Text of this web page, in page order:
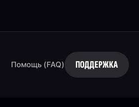
Помощь (FAQ) ПОДДЕРЖКА